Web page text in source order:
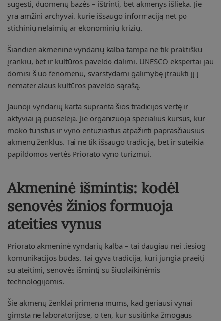
sugesti, duomenų bazės – ištrinti, bet akmenys išlieka. Jie
yra amžini archyvai, kurie išsaugo informaciją net po
stichinių nelaimių ar ekonominių krizių.
Šiandien akmeninė vyndarių kalba tampa ne tik praktišku
įrankiu, bet ir kultūros paveldo dalimi. UNESCO ekspertai jau
domisi šiuo fenomenu, svarstydami galimybę įtraukti jį į
nematerialaus kultūros paveldo sąrašą.
Jaunoji vyndarių karta supranta šios tradicijos vertę ir
aktyviai ją puoselėja. Jie organizuoja specialius kursus, kur
moko turistus ir vyno entuziastus atpažinti paprasčiausius
akmenų ženklus. Tai ne tik išsaugo tradiciją, bet ir suteikia
papildomos vertės Priorato vyno turizmui.
Akmeninė išmintis: kodėl
senovės žinios formuoja
ateities vynus
Priorato akmeninė vyndarių kalba – tai daugiau nei tiesiog
komunikacijos būdas. Tai gyva tradicija, kuri jungia praeitį
su ateitimi, senovės išmintį su šiuolaikinėmis
technologijomis.
Šie akmenų ženklai primena mums, kad geriausi vynai
gimsta ne laboratorijose, o ten, kur susitinka žmogaus